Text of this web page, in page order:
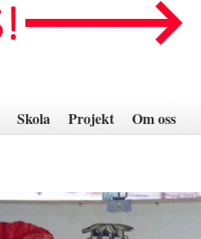
Skola Projekt Om oss